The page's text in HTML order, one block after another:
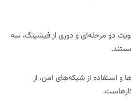
دو مرحله‌ای و دوری از فیشینگ، سه
و استفاده از شبکه‌های امن، از